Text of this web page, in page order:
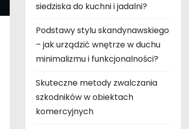
siedziska do kuchni i jadalni?
Podstawy stylu skandynawskiego
– jak urządzić wnętrze w duchu
minimalizmu i funkcjonalności?
Skuteczne metody zwalczania
szkodników w obiektach
komercyjnych